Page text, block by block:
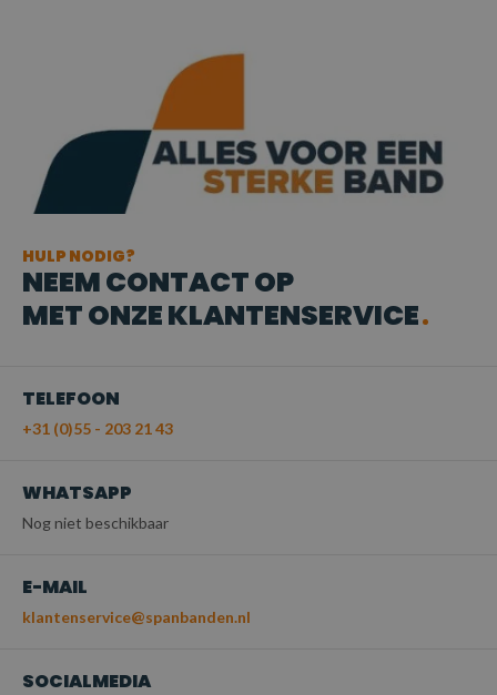
HULP NODIG?
NEEM CONTACT OP
MET ONZE KLANTENSERVICE
TELEFOON
+31 (0)55 - 203 21 43
WHATSAPP
Nog niet beschikbaar
E-MAIL
klantenservice@spanbanden.nl
SOCIALMEDIA